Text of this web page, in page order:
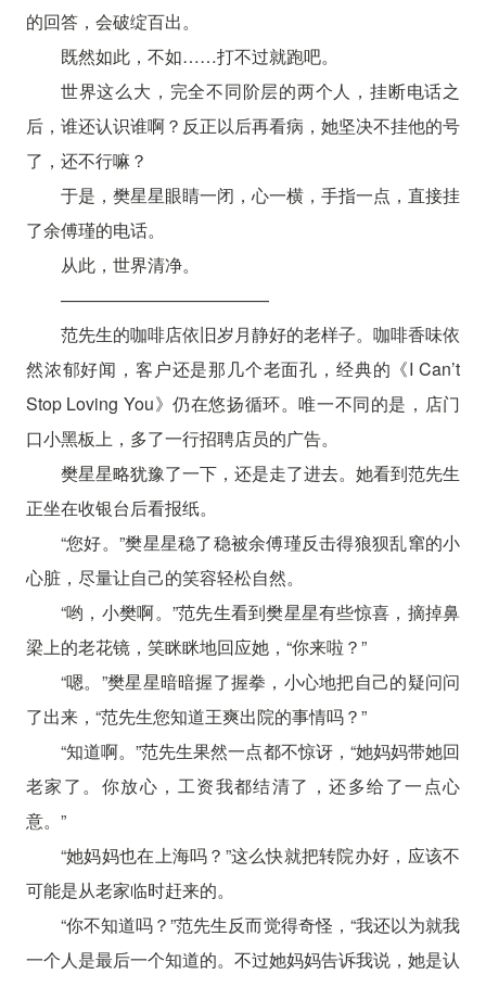
的回答，会破绽百出。
既然如此，不如……打不过就跑吧。
世界这么大，完全不同阶层的两个人，挂断电话之
后，谁还认识谁啊？反正以后再看病，她坚决不挂他的号
了，还不行嘛？
于是，樊星星眼睛一闭，心一横，手指一点，直接挂
了余傅瑾的电话。
从此，世界清净。
————————————
范先生的咖啡店依旧岁月静好的老样子。咖啡香味依
然浓郁好闻，客户还是那几个老面孔，经典的《I Can’t
Stop Loving You》仍在悠扬循环。唯一不同的是，店门
口小黑板上，多了一行招聘店员的广告。
樊星星略犹豫了一下，还是走了进去。她看到范先生
正坐在收银台后看报纸。
“您好。”樊星星稳了稳被余傅瑾反击得狼狈乱窜的小
心脏，尽量让自己的笑容轻松自然。
“哟，小樊啊。”范先生看到樊星星有些惊喜，摘掉鼻
梁上的老花镜，笑眯眯地回应她，“你来啦？”
“嗯。”樊星星暗暗握了握拳，小心地把自己的疑问问
了出来，“范先生您知道王爽出院的事情吗？”
“知道啊。”范先生果然一点都不惊讶，“她妈妈带她回
老家了。你放心，工资我都结清了，还多给了一点心
意。”
“她妈妈也在上海吗？”这么快就把转院办好，应该不
可能是从老家临时赶来的。
“你不知道吗？”范先生反而觉得奇怪，“我还以为就我
一个人是最后一个知道的。不过她妈妈告诉我说，她是认